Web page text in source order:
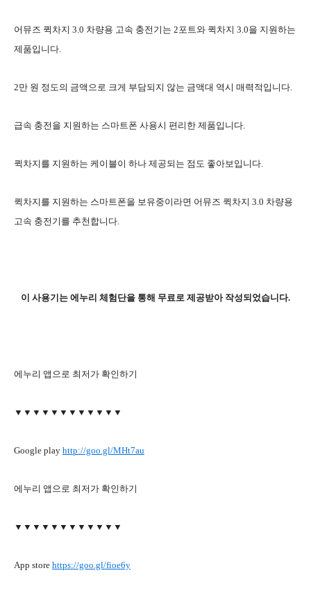
어뮤즈 퀵차지 3.0 차량용 고속 충전기는 2포트와 퀵차지 3.0을 지원하는
제품입니다.
2만 원 정도의 금액으로 크게 부담되지 않는 금액대 역시 매력적입니다.
급속 충전을 지원하는 스마트폰 사용시 편리한 제품입니다.
퀵차지를 지원하는 케이블이 하나 제공되는 점도 좋아보입니다.
퀵차지를 지원하는 스마트폰을 보유중이라면 어뮤즈 퀵차지 3.0 차량용
고속 충전기를 추천합니다.
이 사용기는 에누리 체험단을 통해 무료로 제공받아 작성되었습니다.
에누리 앱으로 최저가 확인하기
▼▼▼▼▼▼▼▼▼▼▼▼
Google play http://goo.gl/MHt7au
에누리 앱으로 최저가 확인하기
▼▼▼▼▼▼▼▼▼▼▼▼
App store https://goo.gl/fioe6y